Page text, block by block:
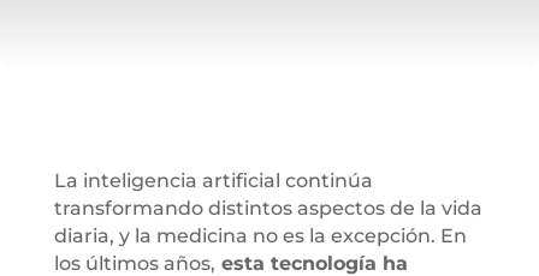
La inteligencia artificial continúa
transformando distintos aspectos de la vida
diaria, y la medicina no es la excepción. En
los últimos años, esta tecnología ha